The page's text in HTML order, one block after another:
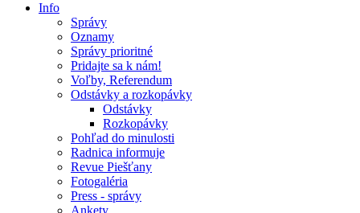
Info
Správy
Oznamy
Správy prioritné
Pridajte sa k nám!
Voľby, Referendum
Odstávky a rozkopávky
Odstávky
Rozkopávky
Pohľad do minulosti
Radnica informuje
Revue Piešťany
Fotogaléria
Press - správy
Ankety